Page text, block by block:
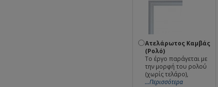
Ατελάρωτος Καμβάς
(Ρολό)
Το έργο παράγεται με
την μορφή του ρολού
(χωρίς τελάρο),
...Περισσότερα